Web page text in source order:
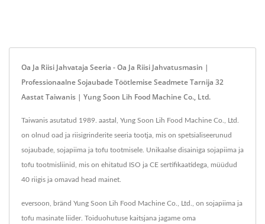
Oa Ja Riisi Jahvataja Seeria - Oa Ja Riisi Jahvatusmasin |
Professionaalne Sojaubade Töötlemise Seadmete Tarnija 32
Aastat Taiwanis | Yung Soon Lih Food Machine Co., Ltd.
Taiwanis asutatud 1989. aastal, Yung Soon Lih Food Machine Co., Ltd.
on olnud oad ja riisigrinderite seeria tootja, mis on spetsialiseerunud
sojaubade, sojapiima ja tofu tootmisele. Unikaalse disainiga sojapiima ja
tofu tootmisliinid, mis on ehitatud ISO ja CE sertifikaatidega, müüdud
40 riigis ja omavad head mainet.
eversoon, bränd Yung Soon Lih Food Machine Co., Ltd., on sojapiima ja
tofu masinate liider. Toiduohutuse kaitsjana jagame oma